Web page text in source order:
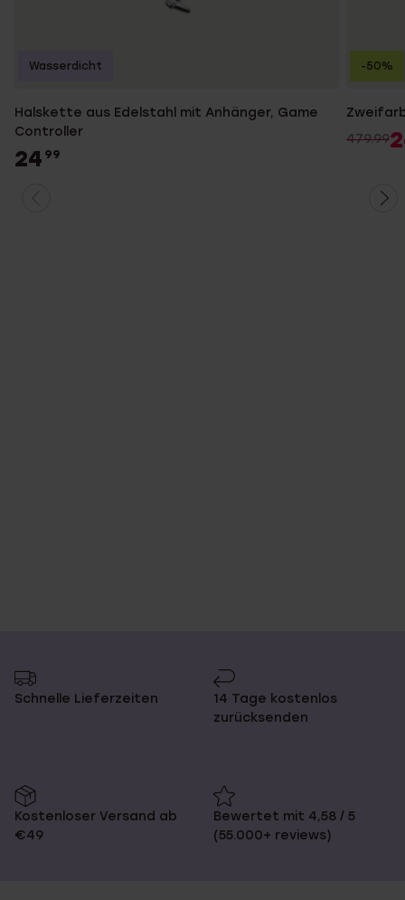
Halskette aus Edelstahl mit Anhänger, Game
Controller
24 99
Wasserdicht
479.99
-50%
Schnelle Lieferzeiten
14 Tage kostenlos
zurücksenden
Kostenloser Versand ab
€49
Bewertet mit 4,58 / 5
(55.000+ reviews)